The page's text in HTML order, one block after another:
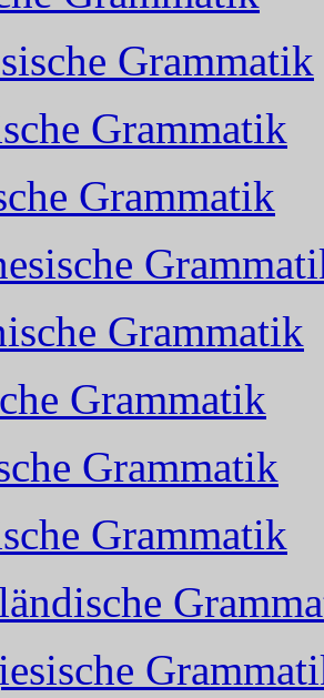
Grammatik
Grammatik
Grammatik
Grammatik
Grammatik
Grammatik
Grammatik